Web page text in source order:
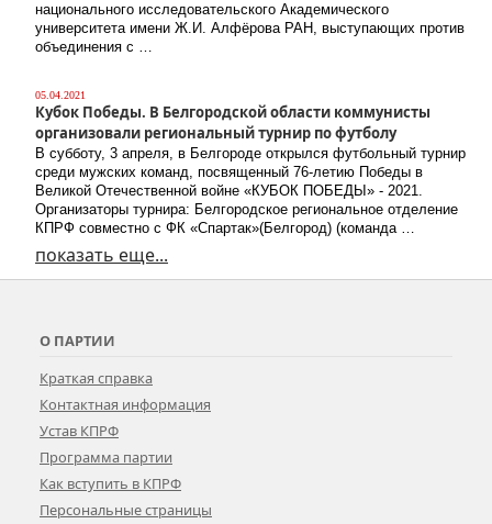
национального исследовательского Академического
университета имени Ж.И. Алфёрова РАН, выступающих против
объединения с …
05.04.2021
Кубок Победы. В Белгородской области коммунисты
организовали региональный турнир по футболу
В субботу, 3 апреля, в Белгороде открылся футбольный турнир
среди мужских команд, посвященный 76-летию Победы в
Великой Отечественной войне «КУБОК ПОБЕДЫ» - 2021.
Организаторы турнира: Белгородское региональное отделение
КПРФ совместно с ФК «Спартак»(Белгород) (команда …
показать еще...
О ПАРТИИ
Краткая справка
Контактная информация
Устав КПРФ
Программа партии
Как вступить в КПРФ
Персональные страницы